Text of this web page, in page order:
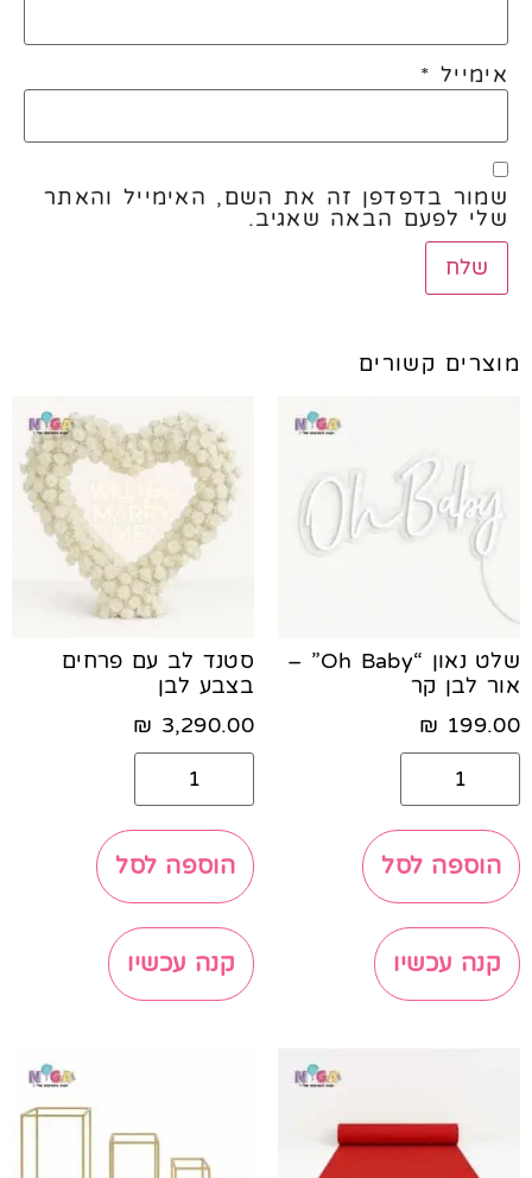
אימייל *
שמור בדפדפן זה את השם, האימייל והאתר
שלי לפעם הבאה שאגיב.
מוצרים קשורים
שלט נאון “Oh Baby” –
אור לבן קר
199.00
₪
הוספה לסל
קנה עכשיו
סטנד לב עם פרחים
בצבע לבן
3,290.00
₪
הוספה לסל
קנה עכשיו